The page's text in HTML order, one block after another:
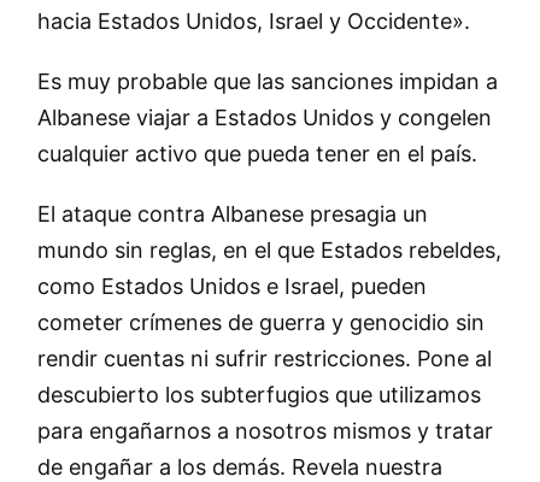
hacia Estados Unidos, Israel y Occidente».
Es muy probable que las sanciones impidan a
Albanese viajar a Estados Unidos y congelen
cualquier activo que pueda tener en el país.
El ataque contra Albanese presagia un
mundo sin reglas, en el que Estados rebeldes,
como Estados Unidos e Israel, pueden
cometer crímenes de guerra y genocidio sin
rendir cuentas ni sufrir restricciones. Pone al
descubierto los subterfugios que utilizamos
para engañarnos a nosotros mismos y tratar
de engañar a los demás. Revela nuestra